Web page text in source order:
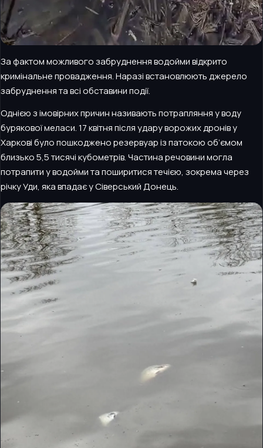
За фактом можливого забруднення водойми відкрито
кримінальне провадження. Наразі встановлюють джерело
забруднення та всі обставини події.
Однією з імовірних причин називають потрапляння у воду
бурякової меласи. 17 квітня після удару ворожих дронів у
Харкові було пошкоджено резервуар із патокою об’ємом
близько 5,5 тисячі кубометрів. Частина речовини могла
потрапити у водойми та поширитися течією, зокрема через
річку Уди, яка впадає у Сіверський Донець.